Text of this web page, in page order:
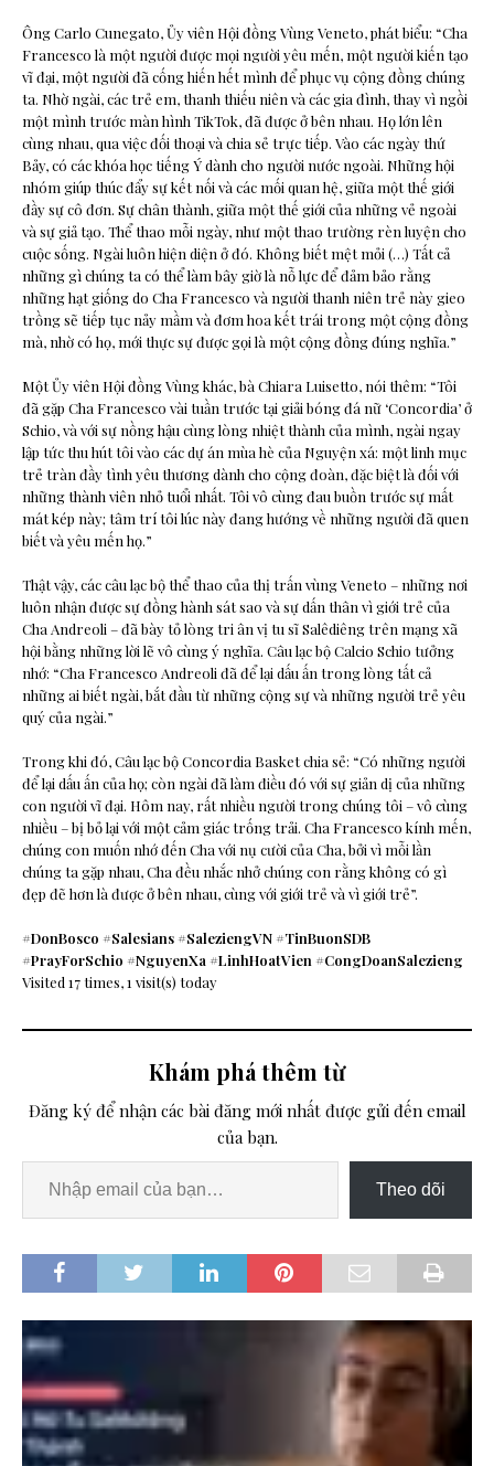
Ông Carlo Cunegato, Ủy viên Hội đồng Vùng Veneto, phát biểu: “Cha
Francesco là một người được mọi người yêu mến, một người kiến tạo
vĩ đại, một người đã cống hiến hết mình để phục vụ cộng đồng chúng
ta. Nhờ ngài, các trẻ em, thanh thiếu niên và các gia đình, thay vì ngồi
một mình trước màn hình TikTok, đã được ở bên nhau. Họ lớn lên
cùng nhau, qua việc đối thoại và chia sẻ trực tiếp. Vào các ngày thứ
Bảy, có các khóa học tiếng Ý dành cho người nước ngoài. Những hội
nhóm giúp thúc đẩy sự kết nối và các mối quan hệ, giữa một thế giới
đầy sự cô đơn. Sự chân thành, giữa một thế giới của những vẻ ngoài
và sự giả tạo. Thể thao mỗi ngày, như một thao trường rèn luyện cho
cuộc sống. Ngài luôn hiện diện ở đó. Không biết mệt mỏi (…) Tất cả
những gì chúng ta có thể làm bây giờ là nỗ lực để đảm bảo rằng
những hạt giống do Cha Francesco và người thanh niên trẻ này gieo
trồng sẽ tiếp tục nảy mầm và đơm hoa kết trái trong một cộng đồng
mà, nhờ có họ, mới thực sự được gọi là một cộng đồng đúng nghĩa.”
Một Ủy viên Hội đồng Vùng khác, bà Chiara Luisetto, nói thêm: “Tôi
đã gặp Cha Francesco vài tuần trước tại giải bóng đá nữ ‘Concordia’ ở
Schio, và với sự nồng hậu cùng lòng nhiệt thành của mình, ngài ngay
lập tức thu hút tôi vào các dự án mùa hè của Nguyện xá: một linh mục
trẻ tràn đầy tình yêu thương dành cho cộng đoàn, đặc biệt là đối với
những thành viên nhỏ tuổi nhất. Tôi vô cùng đau buồn trước sự mất
mát kép này; tâm trí tôi lúc này đang hướng về những người đã quen
biết và yêu mến họ.”
Thật vậy, các câu lạc bộ thể thao của thị trấn vùng Veneto – những nơi
luôn nhận được sự đồng hành sát sao và sự dấn thân vì giới trẻ của
Cha Andreoli – đã bày tỏ lòng tri ân vị tu sĩ Salêdiêng trên mạng xã
hội bằng những lời lẽ vô cùng ý nghĩa. Câu lạc bộ Calcio Schio tưởng
nhớ: “Cha Francesco Andreoli đã để lại dấu ấn trong lòng tất cả
những ai biết ngài, bắt đầu từ những cộng sự và những người trẻ yêu
quý của ngài.”
Trong khi đó, Câu lạc bộ Concordia Basket chia sẻ: “Có những người
để lại dấu ấn của họ; còn ngài đã làm điều đó với sự giản dị của những
con người vĩ đại. Hôm nay, rất nhiều người trong chúng tôi – vô cùng
nhiều – bị bỏ lại với một cảm giác trống trải. Cha Francesco kính mến,
chúng con muốn nhớ đến Cha với nụ cười của Cha, bởi vì mỗi lần
chúng ta gặp nhau, Cha đều nhắc nhở chúng con rằng không có gì
đẹp đẽ hơn là được ở bên nhau, cùng với giới trẻ và vì giới trẻ”.
#DonBosco #Salesians#SaleziengVN#TinBuonSDB
#PrayForSchio #NguyenXa #LinhHoatVien #CongDoanSalezieng
Visited 17 times, 1 visit(s) today
Khám phá thêm từ
Đăng ký để nhận các bài đăng mới nhất được gửi đến email
của bạn.
Theo dõi